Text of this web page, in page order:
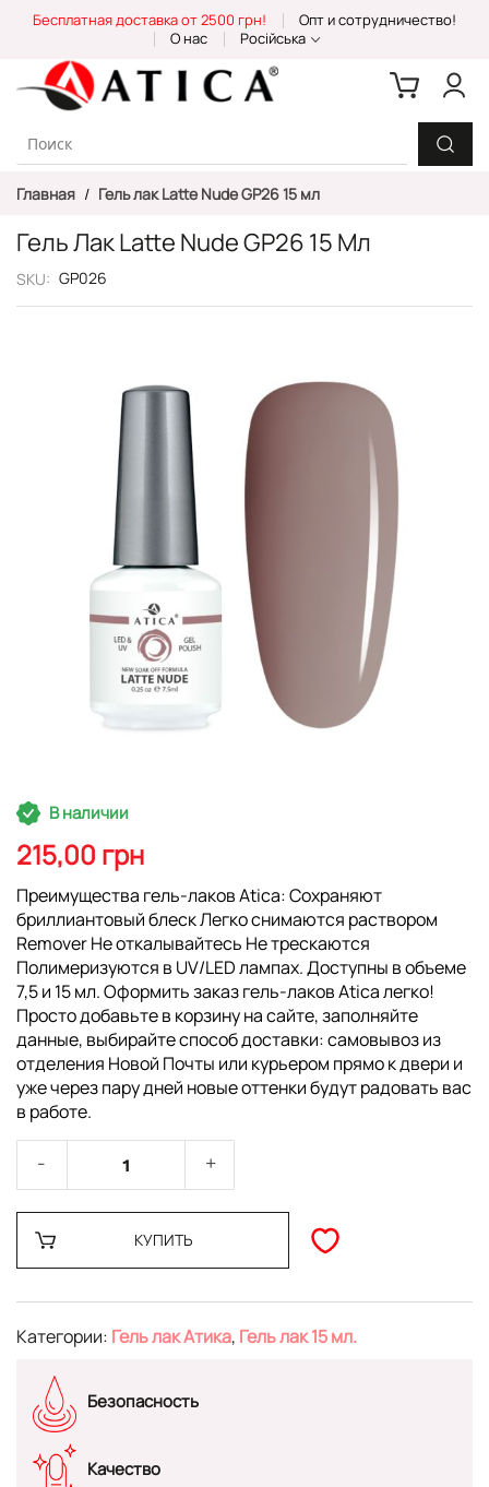
Content
Бесплатная доставка от 2500 грн!
Опт и сотрудничество!
О нас
Російська
Главная Гель лак Latte Nude GP26 15 мл
Гель Лак Latte Nude GP26 15 Мл
SKU GP026
изображений
Перейти
к
началу
галереи
изображений
В наличии
215,00 грн
Преимущества гель-лаков Atica: Сохраняют
бриллиантовый блеск Легко снимаются раствором
Remover Не откалывайтесь Не трескаются
Полимеризуются в UV/LED лампах. Доступны в объеме
7,5 и 15 мл. Оформить заказ гель-лаков Atica легко!
Просто добавьте в корзину на сайте, заполняйте
данные, выбирайте способ доставки: самовывоз из
отделения Новой Почты или курьером прямо к двери и
уже через пару дней новые оттенки будут радовать вас
в работе.
КУПИТЬ
Категории: Гель лак Атика, Гель лак 15 мл.
Безопасность
Качество